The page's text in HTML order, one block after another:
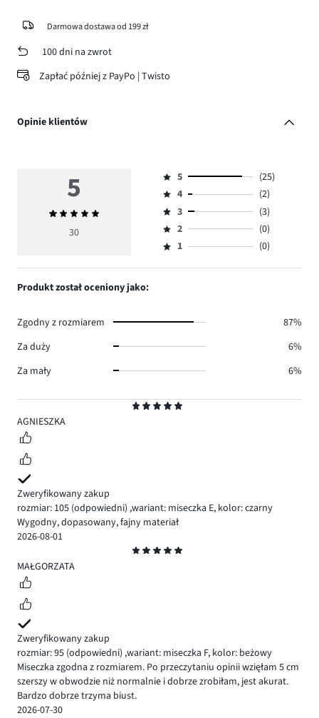
Darmowa dostawa od 199 zł
100 dni na zwrot
Zapłać później z PayPo | Twisto
Opinie klientów
5
AGNIESZKA
Zweryfikowany zakup
rozmiar: 105 (odpowiedni) ,wariant: miseczka E, kolor: czarny
Wygodny, dopasowany, fajny materiał
2026-08-01
5
MAŁGORZATA
Zweryfikowany zakup
rozmiar: 95 (odpowiedni) ,wariant: miseczka F, kolor: beżowy
Miseczka zgodna z rozmiarem. Po przeczytaniu opinii wzięłam 5 cm
szerszy w obwodzie niż normalnie i dobrze zrobiłam, jest akurat.
Bardzo dobrze trzyma biust.
2026-07-30
5
Średnia
ocena
30
Ocena
5,
ilość
głosów
25.
5
(25)
Ocena
4,
ilość
głosów
4
(2)
Ocena
3,
ilość
3
(3)
Ocena
2,
2
(0)
Ocena
1,
1 (0)
Produkt został oceniony jako:
Zgodny z rozmiarem
87%
Za duży
6%
Za mały
6%